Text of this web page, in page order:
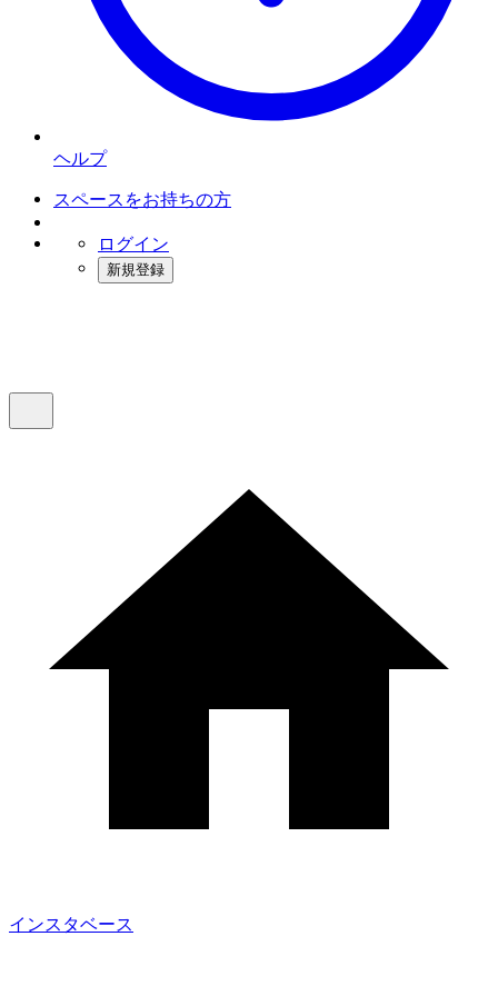
ヘルプ
スペースをお持ちの方
ログイン
新規登録
インスタベース